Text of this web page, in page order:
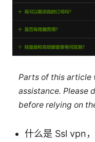
Parts of this article
assistance. Please
before relying on
什么是 Ssl vpn